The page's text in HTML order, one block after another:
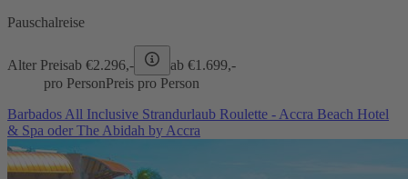
Pauschalreise
Alter Preisab €2.296,- ab €1.699,-
pro PersonPreis pro Person
Barbados All Inclusive Strandurlaub Roulette - Accra Beach Hotel
& Spa oder The Abidah by Accra